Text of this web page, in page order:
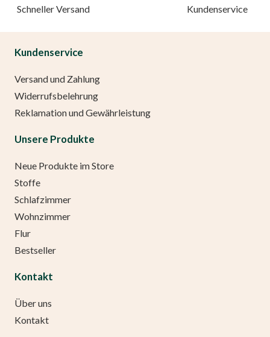
Schneller Versand Kundenservice
Kundenservice
Versand und Zahlung
Widerrufsbelehrung
Reklamation und Gewährleistung
Unsere Produkte
Neue Produkte im Store
Stoffe
Schlafzimmer
Wohnzimmer
Flur
Bestseller
Kontakt
Über uns
Kontakt